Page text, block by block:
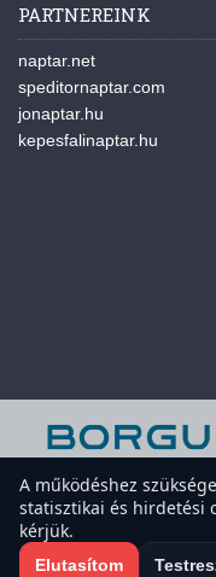
PARTNEREINK
naptar.net
speditornaptar.com
jonaptar.hu
kepesfalinaptar.hu
Süti-beállítások
A működéshez
statisztikai és hirdetési
kérjük.
Elutasítom
A weboldal sütiket